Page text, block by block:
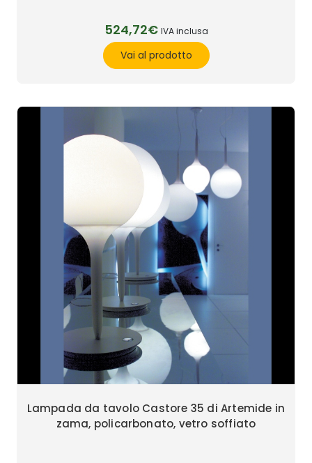
524,72€ IVA inclusa
Vai al prodotto
Lampada da tavolo Castore 35 di Artemide in
zama, policarbonato, vetro soffiato